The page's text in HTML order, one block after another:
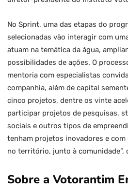
No Sprint, uma das etapas do
selecionadas vão interagir com
atuam na temática da água,
possibilidades de ações. O
mentoria com especialistas
companhia, além de capital
cinco projetos, dentre os vinte
participar projetos de pesquisas,
sociais e outros tipos de
tenham projetos inovadores e com
no território, junto à comunidade”,
Sobre a Votorantim